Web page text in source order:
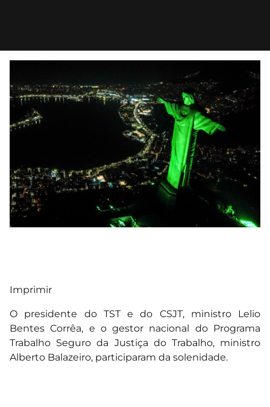
Imprimir
O presidente do TST e do CSJT, ministro Lelio
Bentes Corrêa, e o gestor nacional do Programa
Trabalho Seguro da Justiça do Trabalho, ministro
Alberto Balazeiro, participaram da solenidade.